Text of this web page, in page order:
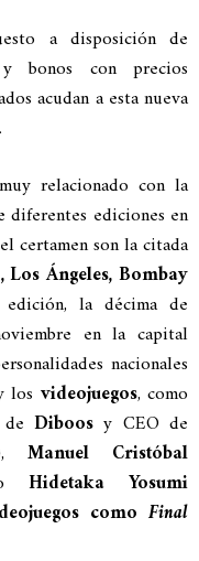
a disposición de
bonos con precios
acudan a esta nueva
relacionado con la
ediciones en
certamen son la citada
Ángeles, Bombay
la décima de
en la capital
nacionales
videojuegos, como
Diboosy CEO de
Manuel Cristóbal
Hidetaka Yosumi
como Final